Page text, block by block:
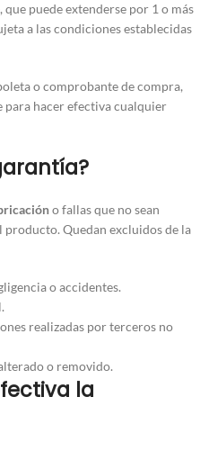
puede extenderse por 1 o más
a las condiciones establecidas
o comprobante de compra,
para hacer efectiva cualquier
o fallas que no sean
Quedan excluidos de la
o accidentes.
realizadas por terceros no
o removido.
la